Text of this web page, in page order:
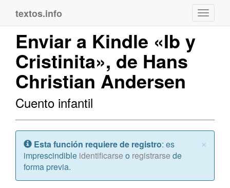
textos.info
Enviar a Kindle «Ib y
Cristinita», de Hans
Christian Andersen
Cuento infantil
×
Atención:
Esta función requiere de registro: es
imprescindible identificarse o registrarse de
forma previa.